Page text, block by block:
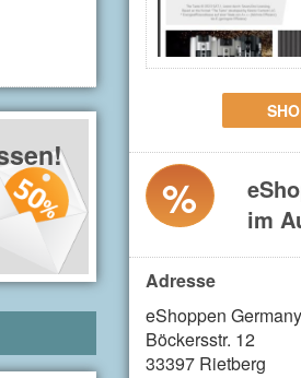
%
im
Adresse
eShoppen
Böckersstr. 12
33397 Rietberg